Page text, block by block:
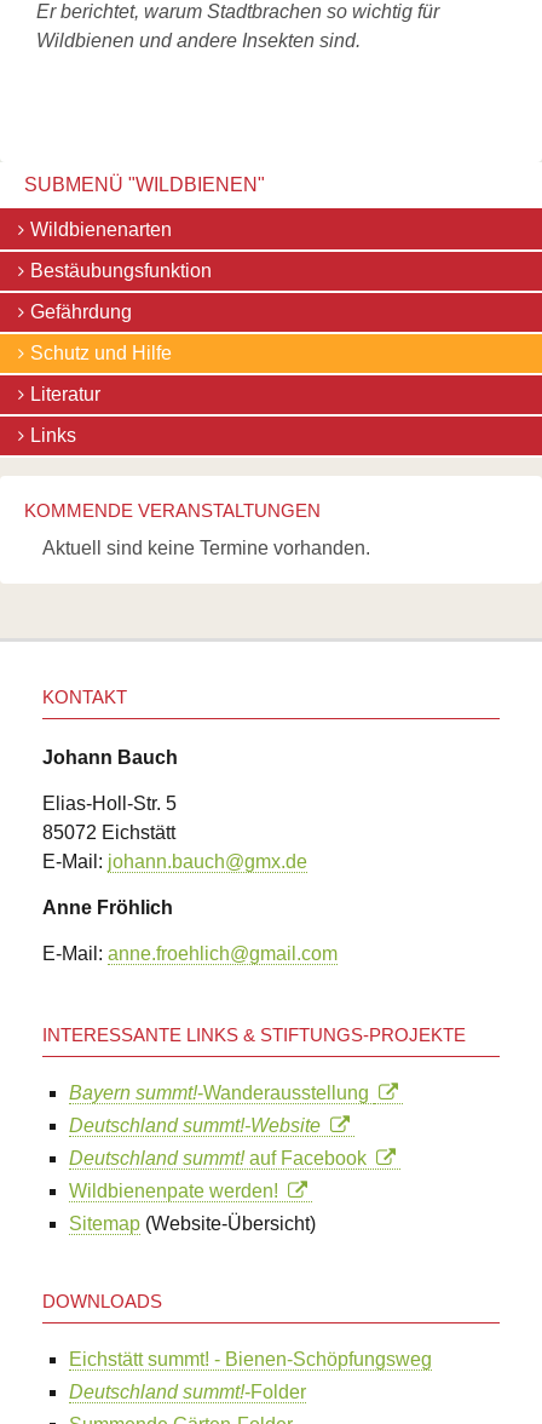
Er berichtet, warum Stadtbrachen so wichtig für
Wildbienen und andere Insekten sind.
SUBMENÜ "WILDBIENEN"
Navigation
überspringen
Wildbienenarten
Bestäubungsfunktion
Gefährdung
Schutz und Hilfe
Literatur
Links
KOMMENDE VERANSTALTUNGEN
Aktuell sind keine Termine vorhanden.
KONTAKT
Johann Bauch
Elias-Holl-Str. 5
85072 Eichstätt
E-Mail: johann.bauch@gmx.de
Anne Fröhlich
E-Mail: anne.froehlich@gmail.com
INTERESSANTE LINKS & STIFTUNGS-PROJEKTE
Bayern summt!-Wanderausstellung
Deutschland summt!-Website
Deutschland summt!auf Facebook
Wildbienenpate werden!
Sitemap (Website-Übersicht)
DOWNLOADS
Eichstätt summt! - Bienen-Schöpfungsweg
Deutschland summt!-Folder